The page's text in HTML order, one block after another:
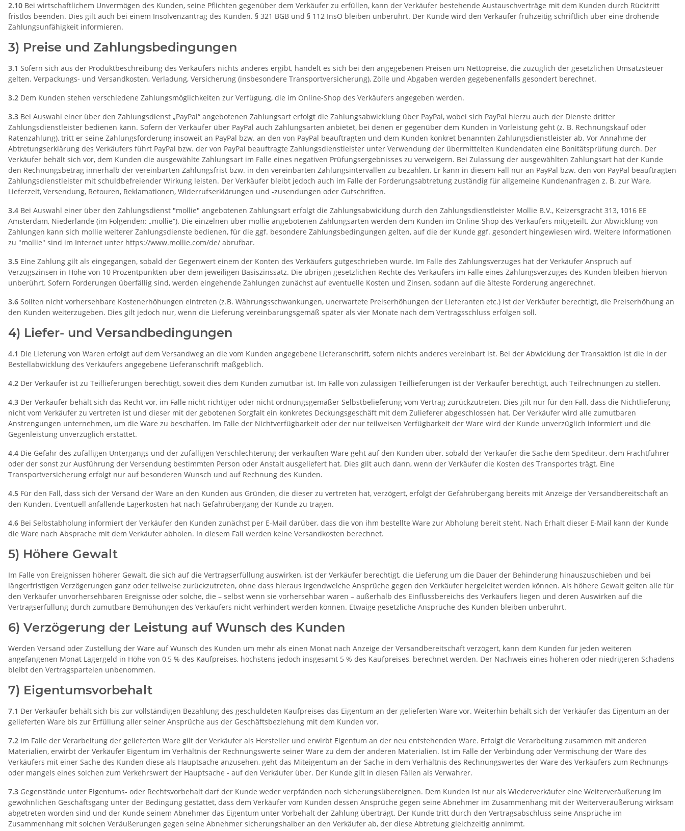
2.10 Bei wirtschaftlichem Unvermögen des Kunden, seine Pflichten gegenüber dem Verkäufer zu erfüllen, kann der Verkäufer bestehende Austauschverträge mit dem Kunden durch Rücktritt
fristlos beenden. Dies gilt auch bei einem Insolvenzantrag des Kunden. § 321 BGB und § 112 InsO bleiben unberührt. Der Kunde wird den Verkäufer frühzeitig schriftlich über eine drohende
Zahlungsunfähigkeit informieren.
3) Preise und Zahlungsbedingungen
3.1 Sofern sich aus der Produktbeschreibung des Verkäufers nichts anderes ergibt, handelt es sich bei den angegebenen Preisen um Nettopreise, die zuzüglich der gesetzlichen Umsatzsteuer
gelten. Verpackungs- und Versandkosten, Verladung, Versicherung (insbesondere Transportversicherung), Zölle und Abgaben werden gegebenenfalls gesondert berechnet.
3.2 Dem Kunden stehen verschiedene Zahlungsmöglichkeiten zur Verfügung, die im Online-Shop des Verkäufers angegeben werden.
3.3 Bei Auswahl einer über den Zahlungsdienst „PayPal“ angebotenen Zahlungsart erfolgt die Zahlungsabwicklung über PayPal, wobei sich PayPal hierzu auch der Dienste dritter
Zahlungsdienstleister bedienen kann. Sofern der Verkäufer über PayPal auch Zahlungsarten anbietet, bei denen er gegenüber dem Kunden in Vorleistung geht (z. B. Rechnungskauf oder
Ratenzahlung), tritt er seine Zahlungsforderung insoweit an PayPal bzw. an den von PayPal beauftragten und dem Kunden konkret benannten Zahlungsdienstleister ab. Vor Annahme der
Abtretungserklärung des Verkäufers führt PayPal bzw. der von PayPal beauftragte Zahlungsdienstleister unter Verwendung der übermittelten Kundendaten eine Bonitätsprüfung durch. Der
Verkäufer behält sich vor, dem Kunden die ausgewählte Zahlungsart im Falle eines negativen Prüfungsergebnisses zu verweigern. Bei Zulassung der ausgewählten Zahlungsart hat der Kunde
den Rechnungsbetrag innerhalb der vereinbarten Zahlungsfrist bzw. in den vereinbarten Zahlungsintervallen zu bezahlen. Er kann in diesem Fall nur an PayPal bzw. den von PayPal beauftragten
Zahlungsdienstleister mit schuldbefreiender Wirkung leisten. Der Verkäufer bleibt jedoch auch im Falle der Forderungsabtretung zuständig für allgemeine Kundenanfragen z. B. zur Ware,
Lieferzeit, Versendung, Retouren, Reklamationen, Widerrufserklärungen und -zusendungen oder Gutschriften.
3.4 Bei Auswahl einer über den Zahlungsdienst "mollie" angebotenen Zahlungsart erfolgt die Zahlungsabwicklung durch den Zahlungsdienstleister Mollie B.V., Keizersgracht 313, 1016 EE
Amsterdam, Niederlande (im Folgenden: „mollie“). Die einzelnen über mollie angebotenen Zahlungsarten werden dem Kunden im Online-Shop des Verkäufers mitgeteilt. Zur Abwicklung von
Zahlungen kann sich mollie weiterer Zahlungsdienste bedienen, für die ggf. besondere Zahlungsbedingungen gelten, auf die der Kunde ggf. gesondert hingewiesen wird. Weitere Informationen
zu "mollie" sind im Internet unter https://www.mollie.com/de/ abrufbar.
3.5 Eine Zahlung gilt als eingegangen, sobald der Gegenwert einem der Konten des Verkäufers gutgeschrieben wurde. Im Falle des Zahlungsverzuges hat der Verkäufer Anspruch auf
Verzugszinsen in Höhe von 10 Prozentpunkten über dem jeweiligen Basiszinssatz. Die übrigen gesetzlichen Rechte des Verkäufers im Falle eines Zahlungsverzuges des Kunden bleiben hiervon
unberührt. Sofern Forderungen überfällig sind, werden eingehende Zahlungen zunächst auf eventuelle Kosten und Zinsen, sodann auf die älteste Forderung angerechnet.
3.6 Sollten nicht vorhersehbare Kostenerhöhungen eintreten (z.B. Währungsschwankungen, unerwartete Preiserhöhungen der Lieferanten etc.) ist der Verkäufer berechtigt, die Preiserhöhung an
den Kunden weiterzugeben. Dies gilt jedoch nur, wenn die Lieferung vereinbarungsgemäß später als vier Monate nach dem Vertragsschluss erfolgen soll.
4) Liefer- und Versandbedingungen
4.1 Die Lieferung von Waren erfolgt auf dem Versandweg an die vom Kunden angegebene Lieferanschrift, sofern nichts anderes vereinbart ist. Bei der Abwicklung der Transaktion ist die in der
Bestellabwicklung des Verkäufers angegebene Lieferanschrift maßgeblich.
4.2 Der Verkäufer ist zu Teillieferungen berechtigt, soweit dies dem Kunden zumutbar ist. Im Falle von zulässigen Teillieferungen ist der Verkäufer berechtigt, auch Teilrechnungen zu stellen.
4.3 Der Verkäufer behält sich das Recht vor, im Falle nicht richtiger oder nicht ordnungsgemäßer Selbstbelieferung vom Vertrag zurückzutreten. Dies gilt nur für den Fall, dass die Nichtlieferung
nicht vom Verkäufer zu vertreten ist und dieser mit der gebotenen Sorgfalt ein konkretes Deckungsgeschäft mit dem Zulieferer abgeschlossen hat. Der Verkäufer wird alle zumutbaren
Anstrengungen unternehmen, um die Ware zu beschaffen. Im Falle der Nichtverfügbarkeit oder der nur teilweisen Verfügbarkeit der Ware wird der Kunde unverzüglich informiert und die
Gegenleistung unverzüglich erstattet.
4.4 Die Gefahr des zufälligen Untergangs und der zufälligen Verschlechterung der verkauften Ware geht auf den Kunden über, sobald der Verkäufer die Sache dem Spediteur, dem Frachtführer
oder der sonst zur Ausführung der Versendung bestimmten Person oder Anstalt ausgeliefert hat. Dies gilt auch dann, wenn der Verkäufer die Kosten des Transportes trägt. Eine
Transportversicherung erfolgt nur auf besonderen Wunsch und auf Rechnung des Kunden.
4.5 Für den Fall, dass sich der Versand der Ware an den Kunden aus Gründen, die dieser zu vertreten hat, verzögert, erfolgt der Gefahrübergang bereits mit Anzeige der Versandbereitschaft an
den Kunden. Eventuell anfallende Lagerkosten hat nach Gefahrübergang der Kunde zu tragen.
4.6 Bei Selbstabholung informiert der Verkäufer den Kunden zunächst per E-Mail darüber, dass die von ihm bestellte Ware zur Abholung bereit steht. Nach Erhalt dieser E-Mail kann der Kunde
die Ware nach Absprache mit dem Verkäufer abholen. In diesem Fall werden keine Versandkosten berechnet.
5) Höhere Gewalt
Im Falle von Ereignissen höherer Gewalt, die sich auf die Vertragserfüllung auswirken, ist der Verkäufer berechtigt, die Lieferung um die Dauer der Behinderung hinauszuschieben und bei
längerfristigen Verzögerungen ganz oder teilweise zurückzutreten, ohne dass hieraus irgendwelche Ansprüche gegen den Verkäufer hergeleitet werden können. Als höhere Gewalt gelten alle für
den Verkäufer unvorhersehbaren Ereignisse oder solche, die – selbst wenn sie vorhersehbar waren – außerhalb des Einflussbereichs des Verkäufers liegen und deren Auswirken auf die
Vertragserfüllung durch zumutbare Bemühungen des Verkäufers nicht verhindert werden können. Etwaige gesetzliche Ansprüche des Kunden bleiben unberührt.
6) Verzögerung der Leistung auf Wunsch des Kunden
Werden Versand oder Zustellung der Ware auf Wunsch des Kunden um mehr als einen Monat nach Anzeige der Versandbereitschaft verzögert, kann dem Kunden für jeden weiteren
angefangenen Monat Lagergeld in Höhe von 0,5 % des Kaufpreises, höchstens jedoch insgesamt 5 % des Kaufpreises, berechnet werden. Der Nachweis eines höheren oder niedrigeren Schadens
bleibt den Vertragsparteien unbenommen.
7) Eigentumsvorbehalt
7.1 Der Verkäufer behält sich bis zur vollständigen Bezahlung des geschuldeten Kaufpreises das Eigentum an der gelieferten Ware vor. Weiterhin behält sich der Verkäufer das Eigentum an der
gelieferten Ware bis zur Erfüllung aller seiner Ansprüche aus der Geschäftsbeziehung mit dem Kunden vor.
7.2 Im Falle der Verarbeitung der gelieferten Ware gilt der Verkäufer als Hersteller und erwirbt Eigentum an der neu entstehenden Ware. Erfolgt die Verarbeitung zusammen mit anderen
Materialien, erwirbt der Verkäufer Eigentum im Verhältnis der Rechnungswerte seiner Ware zu dem der anderen Materialien. Ist im Falle der Verbindung oder Vermischung der Ware des
Verkäufers mit einer Sache des Kunden diese als Hauptsache anzusehen, geht das Miteigentum an der Sache in dem Verhältnis des Rechnungswertes der Ware des Verkäufers zum Rechnungs-
oder mangels eines solchen zum Verkehrswert der Hauptsache - auf den Verkäufer über. Der Kunde gilt in diesen Fällen als Verwahrer.
7.3 Gegenstände unter Eigentums- oder Rechtsvorbehalt darf der Kunde weder verpfänden noch sicherungsübereignen. Dem Kunden ist nur als Wiederverkäufer eine Weiterveräußerung im
gewöhnlichen Geschäftsgang unter der Bedingung gestattet, dass dem Verkäufer vom Kunden dessen Ansprüche gegen seine Abnehmer im Zusammenhang mit der Weiterveräußerung wirksam
abgetreten worden sind und der Kunde seinem Abnehmer das Eigentum unter Vorbehalt der Zahlung überträgt. Der Kunde tritt durch den Vertragsabschluss seine Ansprüche im
Zusammenhang mit solchen Veräußerungen gegen seine Abnehmer sicherungshalber an den Verkäufer ab, der diese Abtretung gleichzeitig annimmt.